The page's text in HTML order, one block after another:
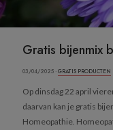
Gratis bijenmix
03/04/2025 ·GRATIS PRODUCTEN
Op dinsdag 22 april
daarvan kan je gratis
Homeopathie.